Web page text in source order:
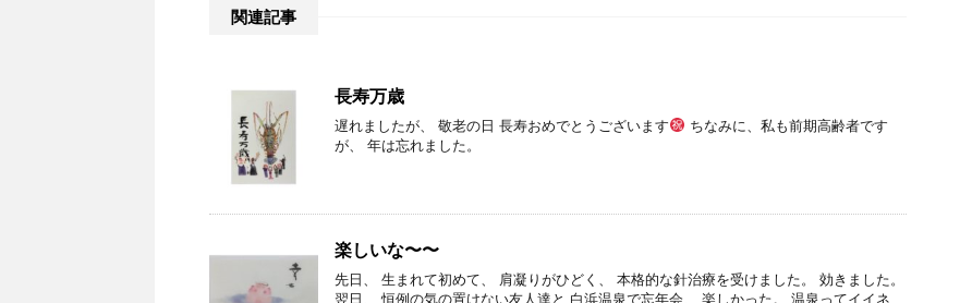
関連記事
長寿万歳
遅れましたが、 敬老の日 長寿おめでとうございます
ちなみに、私も前期高齢者です
が、 年は忘れました。
楽しいな〜〜
先日、 生まれて初めて、 肩凝りがひどく、 本格的な針治療を受けました。 効きました。
翌日、 恒例の気の置けない友人達と 白浜温泉で忘年会、 楽しかった。 温泉ってイイネ